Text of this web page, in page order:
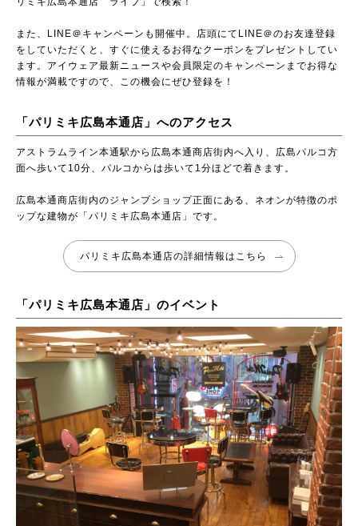
また、LINE＠キャンペーンも開催中。店頭にてLINE＠のお友達登録
をしていただくと、すぐに使えるお得なクーポンをプレゼントしてい
ます。アイウェア最新ニュースや会員限定のキャンペーンまでお得な
情報が満載ですので、この機会にぜひ登録を！
「パリミキ広島本通店」へのアクセス
アストラムライン本通駅から広島本通商店街内へ入り、広島パルコ方
面へ歩いて10分、パルコからは歩いて1分ほどで着きます。
広島本通商店街内のジャンプショップ正面にある、ネオンが特徴のポ
ップな建物が「パリミキ広島本通店」です。
パリミキ広島本通店の詳細情報はこちら
「パリミキ広島本通店」のイベント